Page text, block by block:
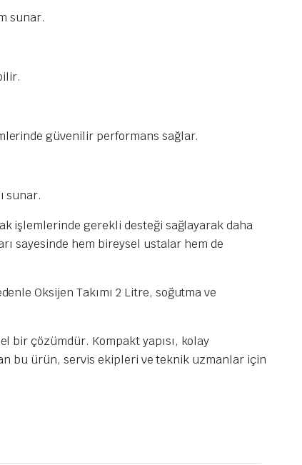
sunar.
güvenilir performans sağlar.
sunar.
işlemlerinde gerekli desteği sağlayarak daha
sayesinde hem bireysel ustalar hem de
Oksijen Takımı 2 Litre, soğutma ve
bir çözümdür. Kompakt yapısı, kolay
bu ürün, servis ekipleri ve teknik uzmanlar için